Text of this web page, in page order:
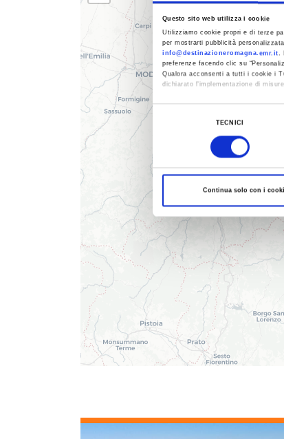
Questo sito web utilizza i cookie
Utilizziamo cookie propri e di terze
per mostrarti pubblicità
info@destinazioneromagna.emr.it.
preferenze facendo clic su
Qualora acconsenti a tutti i cookie i
dichiarato l’implementazione di
Al fine di revocare il consenso
TECNICI
Continua solo con i